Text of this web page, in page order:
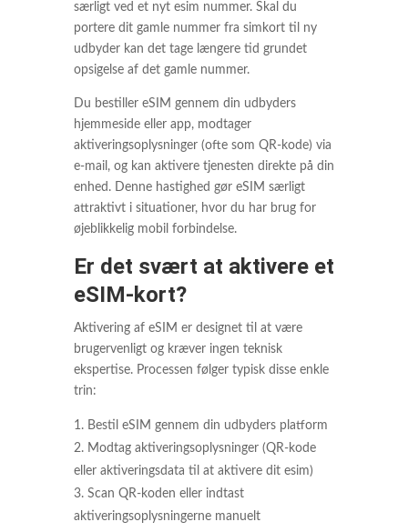
særligt ved et nyt esim nummer. Skal du
portere dit gamle nummer fra simkort til ny
udbyder kan det tage længere tid grundet
opsigelse af det gamle nummer.
Du bestiller eSIM gennem din udbyders
hjemmeside eller app, modtager
aktiveringsoplysninger (ofte som QR-kode) via
e-mail, og kan aktivere tjenesten direkte på din
enhed. Denne hastighed gør eSIM særligt
attraktivt i situationer, hvor du har brug for
øjeblikkelig mobil forbindelse.
Er det svært at aktivere et
eSIM-kort?
Aktivering af eSIM er designet til at være
brugervenligt og kræver ingen teknisk
ekspertise. Processen følger typisk disse enkle
trin:
Bestil eSIM gennem din udbyders platform
Modtag aktiveringsoplysninger (QR-kode
eller aktiveringsdata til at aktivere dit esim)
Scan QR-koden eller indtast
aktiveringsoplysningerne manuelt